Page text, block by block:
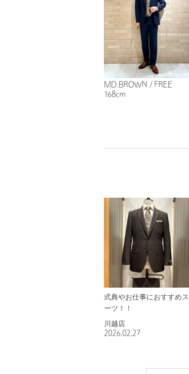
MD.BROWN / FREE
168cm
式典やお仕事におすすめス
ーツ！！
川越店
2026.02.27